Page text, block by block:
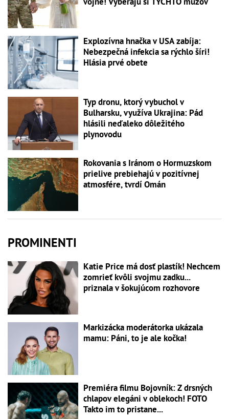
Explozívna hnačka v USA zabíja:
Nebezpečná infekcia sa rýchlo šíri!
Hlásia prvé obete
Typ dronu, ktorý vybuchol v
Bulharsku, využíva Ukrajina: Pád
hlásili neďaleko dôležitého
plynovodu
Rokovania s Iránom o Hormuzskom
prielive prebiehajú v pozitívnej
atmosfére, tvrdí Omán
PROMINENTI
Katie Price má dosť plastík! Nechcem
zomrieť kvôli svojmu zadku...
priznala v šokujúcom rozhovore
Markizácka moderátorka ukázala
mamu: Páni, to je ale kočka!
Premiéra filmu Bojovník: Z drsných
chlapov elegáni v oblekoch! FOTO
Takto im to pristane...